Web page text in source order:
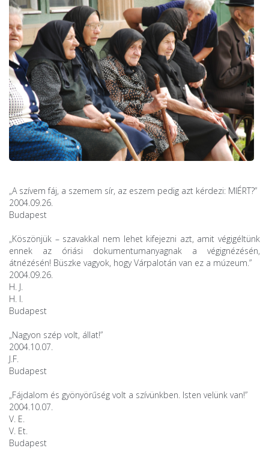
„A szívem fáj, a szemem sír, az eszem pedig azt kérdezi: MIÉRT?”
2004.09.26.
Budapest
„Köszönjük – szavakkal nem lehet kifejezni azt, amit végigéltünk
ennek az óriási dokumentumanyagnak a végignézésén,
átnézésén! Büszke vagyok, hogy Várpalotán van ez a múzeum.”
2004.09.26.
H. J.
H. I.
Budapest
„Nagyon szép volt, állat!”
2004.10.07.
J.F.
Budapest
„Fájdalom és gyönyörűség volt a szívünkben. Isten velünk van!”
2004.10.07.
V. E.
V. Et.
Budapest